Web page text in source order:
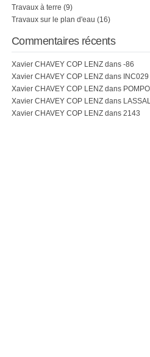
Travaux à terre (9)
Travaux sur le plan d'eau (16)
Commentaires récents
Xavier CHAVEY COP LENZ dans -86
Xavier CHAVEY COP LENZ dans INC029
Xavier CHAVEY COP LENZ dans
Xavier CHAVEY COP LENZ dans
Xavier CHAVEY COP LENZ dans 2143